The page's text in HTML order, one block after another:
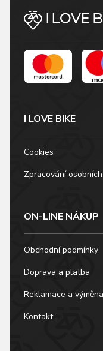
I LOVE BIKE
Cookies
Zpracování
ON-LINE NÁKUP
Obchodní podmínky
Doprava a platba
Reklamace a
Kontakt